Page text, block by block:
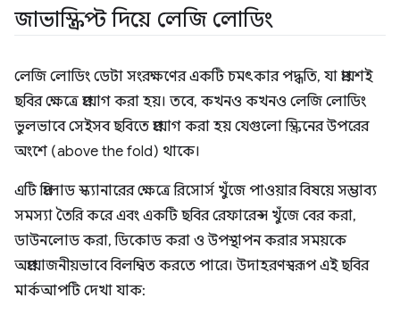
জাভাস্ক্রিপ্ট দিয়ে লেজি লোডিং
লেজি লোডিং ডেটা সংরক্ষণের একটি চমৎকার পদ্ধতি, যা প্রায়শই
ছবির ক্ষেত্রে প্রয়োগ করা হয়। তবে, কখনও কখনও লেজি লোডিং
ভুলভাবে সেইসব ছবিতে প্রয়োগ করা হয় যেগুলো স্ক্রিনের উপরের
অংশে (above the fold) থাকে।
এটি প্রিলোড স্ক্যানারের ক্ষেত্রে রিসোর্স খুঁজে পাওয়ার বিষয়ে সম্ভাব্য
সমস্যা তৈরি করে এবং একটি ছবির রেফারেন্স খুঁজে বের করা,
ডাউনলোড করা, ডিকোড করা ও উপস্থাপন করার সময়কে
অপ্রয়োজনীয়ভাবে বিলম্বিত করতে পারে। উদাহরণস্বরূপ এই ছবির
মার্কআপটি দেখা যাক: